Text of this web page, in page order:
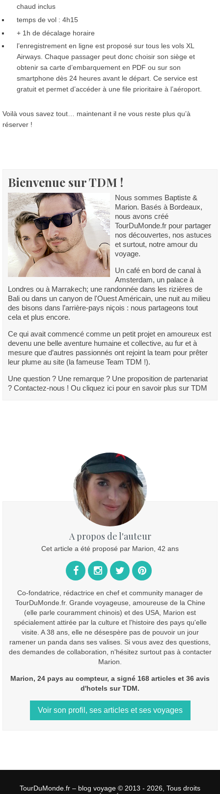
chaud inclus
temps de vol : 4h15
+ 1h de décalage horaire
l’enregistrement en ligne est proposé sur tous les vols XL
Airways. Chaque passager peut donc choisir son siège et
obtenir sa carte d’embarquement en PDF ou sur son
smartphone dès 24 heures avant le départ. Ce service est
gratuit et permet d’accéder à une file prioritaire à l’aéroport.
Voilà vous savez tout… maintenant il ne vous reste plus qu’à
réserver !
Bienvenue sur TDM !
Nous sommes Baptiste &
Marion. Basés à Bordeaux,
nous avons créé
TourDuMonde.fr pour partager
nos découvertes, nos astuces
et surtout, notre amour du
voyage.
Un café en bord de canal à
Amsterdam, un palace à
Londres ou à Marrakech; une randonnée dans les rizières de
Bali ou dans un canyon de l'Ouest Américain, une nuit au milieu
des bisons dans l’arrière-pays niçois : nous partageons tout
cela et plus encore.
Ce qui avait commencé comme un petit projet en amoureux est
devenu une belle aventure humaine et collective, au fur et à
mesure que d’autres passionnés ont rejoint la team pour prêter
leur plume au site (la fameuse Team TDM !).
Une question ? Une remarque ? Une proposition de partenariat
? Contactez-nous ! Ou cliquez ici pour en savoir plus sur TDM
A propos de l'auteur
Cet article a été proposé par Marion, 42 ans
Co-fondatrice, rédactrice en chef et community manager de
TourDuMonde.fr. Grande voyageuse, amoureuse de la Chine
(elle parle couramment chinois) et des USA, Marion est
spécialement attirée par la culture et l'histoire des pays qu'elle
visite. A 38 ans, elle ne désespère pas de pouvoir un jour
ramener un panda dans ses valises. Si vous avez des questions,
des demandes de collaboration, n'hésitez surtout pas à contacter
Marion.
Marion, 24 pays au compteur, a signé 168 articles et 36 avis
d'hotels sur TDM.
Voir son profil, ses articles et ses voyages
TourDuMonde.fr – blog voyage © 2013 - 2026, Tous droits